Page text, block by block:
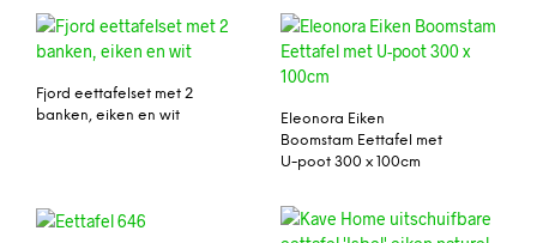
Fjord eettafelset met 2
banken, eiken en wit
Eleonora Eiken
Boomstam Eettafel met
U-poot 300 x 100cm